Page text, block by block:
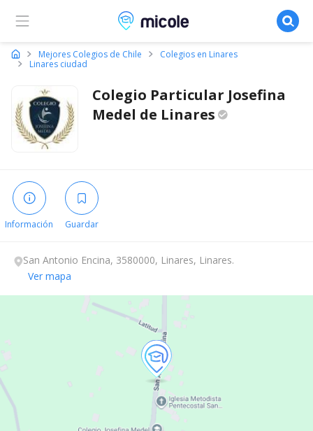
Micole, buscador de colegios
Mejores Colegios de Chile
Colegios en Linares
Linares ciudad
Colegio Particular Josefina
Medel de Linares
Información Guardar
San Antonio Encina, 3580000, Linares, Linares.
Ver mapa